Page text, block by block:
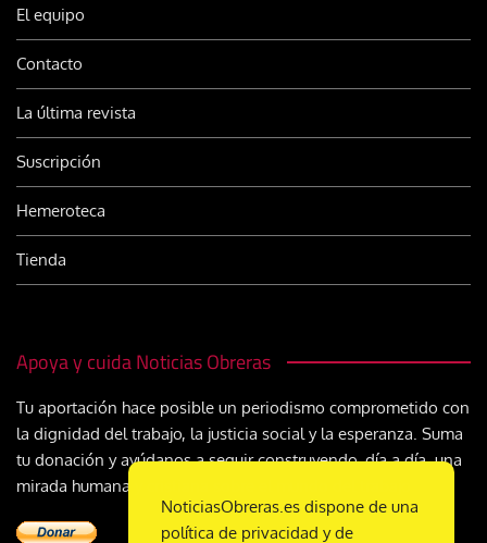
El equipo
Contacto
La última revista
Suscripción
Hemeroteca
Tienda
Apoya y cuida Noticias Obreras
Tu aportación hace posible un periodismo comprometido con
la dignidad del trabajo, la justicia social y la esperanza. Suma
tu donación y ayúdanos a seguir construyendo, día a día, una
mirada humana y cristiana sobre el mundo del trabajo
NoticiasObreras.es dispone de una
política de privacidad y de